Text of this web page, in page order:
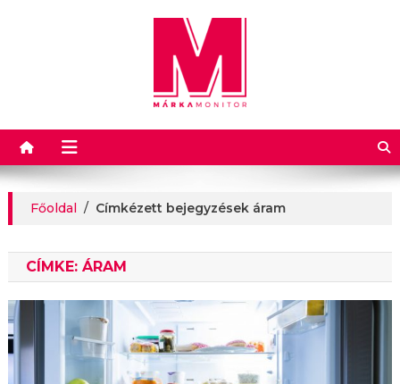
Márkamonitor
Főoldal / Címkézett bejegyzések áram
CÍMKE: ÁRAM